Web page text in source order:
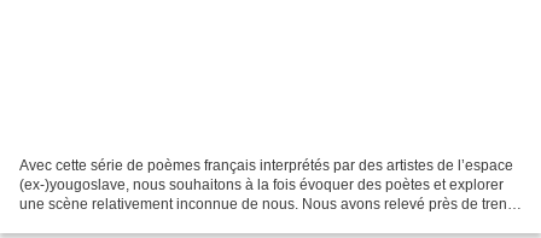
Avec cette série de poèmes français interprétés par des artistes de l’espace
(ex-)yougoslave, nous souhaitons à la fois évoquer des poètes et explorer
une scène relativement inconnue de nous. Nous avons relevé près de trente